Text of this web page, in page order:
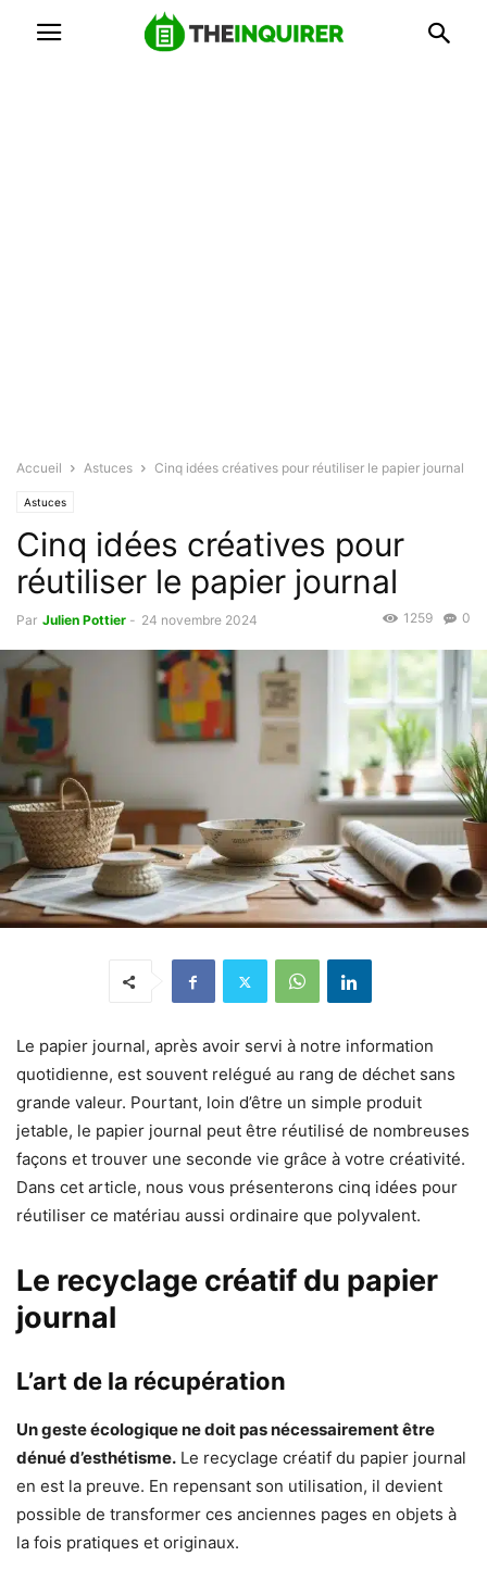
Accueil Astuces Cinq idées créatives pour réutiliser le papier journal
Astuces
Cinq idées créatives pour
réutiliser le papier journal
Par Julien Pottier - 24 novembre 2024 0
1259
Le papier journal, après avoir servi à notre information
quotidienne, est souvent relégué au rang de déchet sans
grande valeur. Pourtant, loin d’être un simple produit
jetable, le papier journal peut être réutilisé de nombreuses
façons et trouver une seconde vie grâce à votre créativité.
Dans cet article, nous vous présenterons cinq idées pour
réutiliser ce matériau aussi ordinaire que polyvalent.
Le recyclage créatif du papier
journal
L’art de la récupération
Un geste écologique ne doit pas nécessairement être
dénué d’esthétisme. Le recyclage créatif du papier journal
en est la preuve. En repensant son utilisation, il devient
possible de transformer ces anciennes pages en objets à
la fois pratiques et originaux.